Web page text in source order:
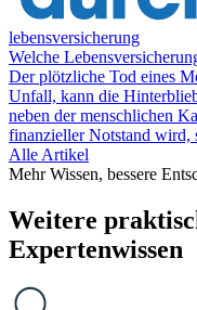
lebensversicherung
Welche
Der plötzliche Tod eines
Unfall, kann die
neben der menschlichen
finanzieller Notstand wird,
Alle Artikel
Mehr Wissen, bessere
Weitere
Expertenwissen